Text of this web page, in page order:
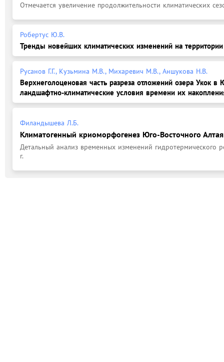
Отмечается увеличение продолжительности климатических
Робертус Ю.В.
Тренды новейших климатических изменений на территории
Русанов Г.Г., Кузьмина М.В., Михаревич М.В., Аншукова Н.В.
Верхнеголоценовая часть разреза отложений озера Укок в
ландшафтно-климатические условия времени их
Филандышева Л.Б.
Климатогенный криоморфогенез Юго-Восточного Алтая
Детальный анализ временных изменений гидротермического
г.